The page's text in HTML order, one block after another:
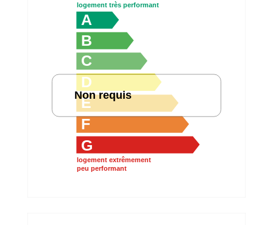
A
B
C
D
E
F
G
logement très performant
logement extrêmement
peu performant
Non requis